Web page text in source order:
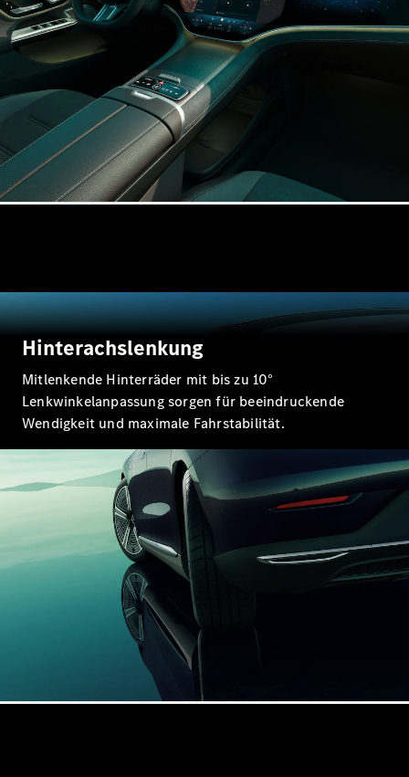
Maybach
Neu
G-
Elektrisch
G-Klasse
Konfigurator
Probefahrt
Mercedes-
Benz Store
Alle T-
Modelle
CLA
Shooting
Brake
Elektrisch
Shooting
Brake
C-Klasse T-
Modell
C-Klasse T-
Modell All-
Terrain
E-Klasse T-
E-Klasse T-
Hinterachslenkung
Mitlenkende Hinterräder mit bis zu 10°
Lenkwinkelanpassung sorgen für beeindruckende
Wendigkeit und maximale Fahrstabilität.